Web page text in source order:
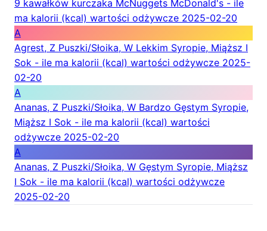
9 kawałków kurczaka McNuggets McDonald's - ile
ma kalorii (kcal) wartości odżywcze 2025-02-20
A
Agrest, Z Puszki/Słoika, W Lekkim Syropie, Miąższ I
Sok - ile ma kalorii (kcal) wartości odżywcze 2025-
02-20
A
Ananas, Z Puszki/Słoika, W Bardzo Gęstym Syropie,
Miąższ I Sok - ile ma kalorii (kcal) wartości
odżywcze 2025-02-20
A
Ananas, Z Puszki/Słoika, W Gęstym Syropie, Miąższ
I Sok - ile ma kalorii (kcal) wartości odżywcze
2025-02-20